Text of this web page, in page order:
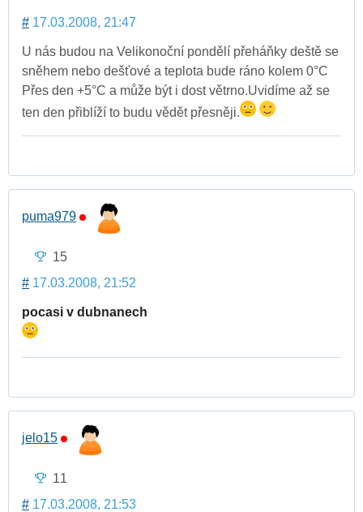
# 17.03.2008, 21:47
U nás budou na Velikonoční pondělí přeháňky deště se
sněhem nebo dešťové a teplota bude ráno kolem 0°C
Přes den +5°C a může být i dost větrno.Uvidíme až se
ten den přiblíží to budu vědět přesněji.
puma979
15
# 17.03.2008, 21:52
pocasi v dubnanech
jelo15
11
# 17.03.2008, 21:53